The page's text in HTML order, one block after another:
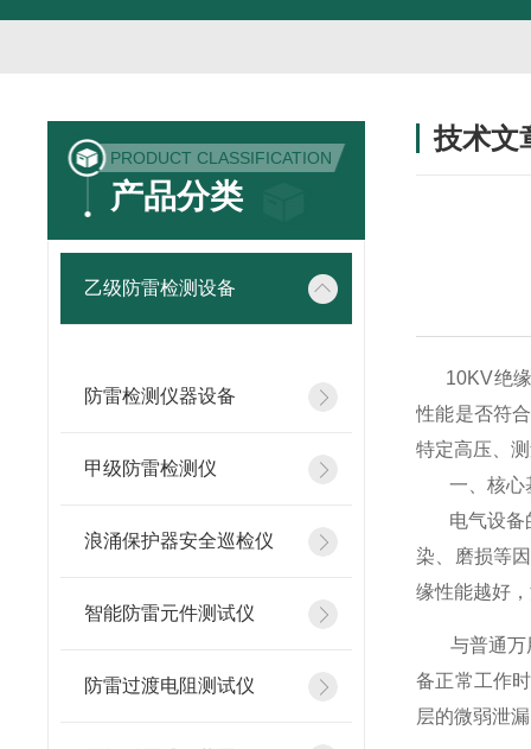
PRODUCT CLASSIFICATION
产品分类
乙级防雷检测设备
防雷检测仪器设备
甲级防雷检测仪
浪涌保护器安全巡检仪
智能防雷元件测试仪
防雷过渡电阻测试仪
技术文
10KV绝缘
性能是否符
特定高压、
一、核心
电气设备的
染、磨损等
缘性能越好
与普通万用
备正常工作
层的微弱泄